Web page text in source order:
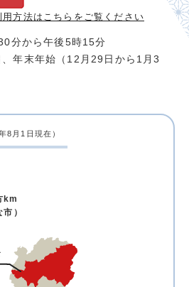
方法は こちらをご覧ください
分から午後5時15分
年末年始（12月29日から1月3
8月1日現在）
km
）